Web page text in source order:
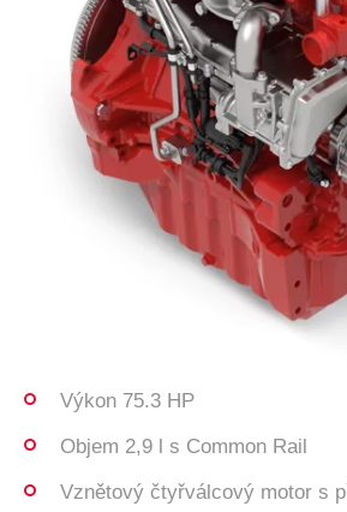
Výkon 75.3 HP
Objem 2,9 l s Common Rail
Vznětový čtyřválcový motor s